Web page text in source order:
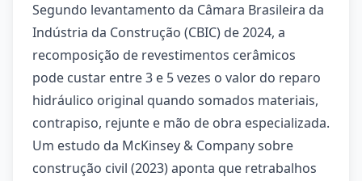
Segundo levantamento da Câmara Brasileira da
Indústria da Construção (CBIC) de 2024, a
recomposição de revestimentos cerâmicos
pode custar entre 3 e 5 vezes o valor do reparo
hidráulico original quando somados materiais,
contrapiso, rejunte e mão de obra especializada.
Um estudo da McKinsey & Company sobre
construção civil (2023) aponta que retrabalhos